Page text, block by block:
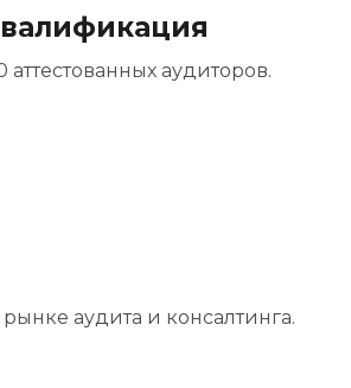
аттестованных аудиторов.
аудита и консалтинга.